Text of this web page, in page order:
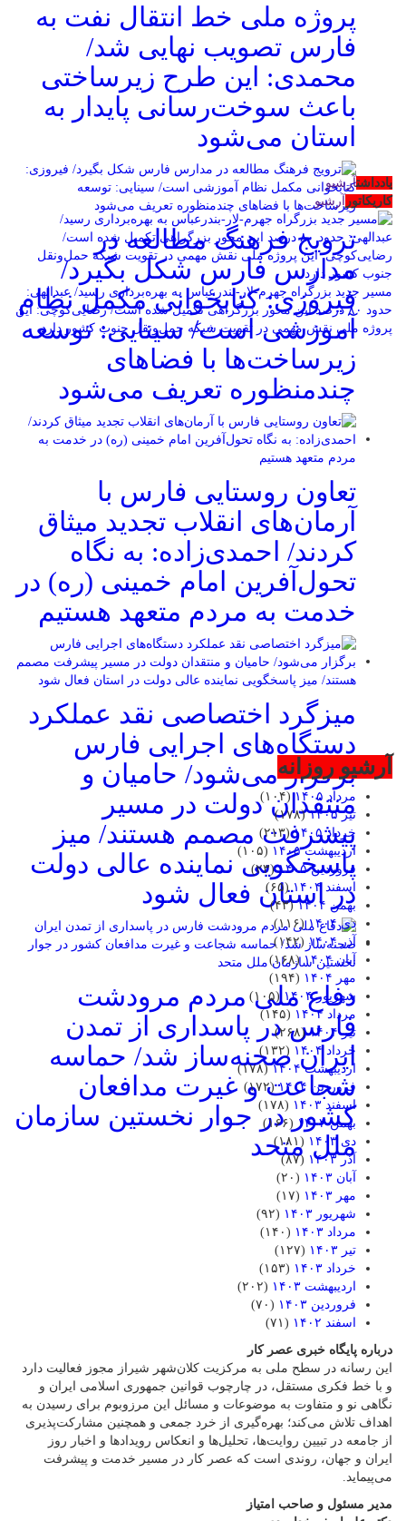
پروژه ملی خط انتقال نفت به
فارس تصویب نهایی شد/
محمدی: این طرح زیرساختی
باعث سوخت‌رسانی پایدار به
استان می‌شود
ترویج فرهنگ مطالعه در
مدارس فارس شکل بگیرد/
فیروزی: کتابخوانی مکمل نظام
آموزشی است/ سینایی: توسعه
زیرساخت‌ها با فضاهای
چندمنظوره تعریف می‌شود
تعاون روستایی فارس با
آرمان‌های انقلاب تجدید میثاق
کردند/ احمدی‌زاده: به نگاه
تحول‌آفرین امام خمینی (ره) در
خدمت به مردم متعهد هستیم
میزگرد اختصاصی نقد عملکرد
دستگاه‌های اجرایی فارس
برگزار می‌شود/ حامیان و
منتقدان دولت در مسیر
پیشرفت مصمم هستند/ میز
پاسخگویی نماینده عالی دولت
در استان فعال شود
دفاع ملی مردم مرودشت
فارس در پاسداری از تمدن
ایران صحنه‌ساز شد/ حماسه
شجاعت و غیرت مدافعان
کشور در جوار نخستین سازمان
ملل متحد
یادداشتآرشیو
کاریکاتور آرشیو
مسیر جدید بزرگراه جهرم-لار-بندرعباس به بهره‌برداری رسید/ عبدالهی:
حدود ۸۰ درصد این محور بزرگراهی تکمیل شده است/ رضایی‌کوچی: این
پروژه ملی نقش مهمی در تقویت شبکه حمل‌ونقل جنوب کشور دارد
آرشیو روزانه
مرداد ۱۴۰۵
(۱۰۴)
تیر ۱۴۰۵
(۱۷۸)
خرداد ۱۴۰۵
(۲۱۳)
اردیبهشت ۱۴۰۵
(۱۰۵)
فروردین ۱۴۰۵
(۲۳)
اسفند ۱۴۰۴
(۶۵)
بهمن ۱۴۰۴
(۴۳)
دی ۱۴۰۴
(۱۱۶)
آذر ۱۴۰۴
(۱۴۲)
آبان ۱۴۰۴
(۱۶۸)
مهر ۱۴۰۴
(۱۹۴)
شهریور ۱۴۰۴
(۱۰۵)
مرداد ۱۴۰۴
(۱۴۵)
تیر ۱۴۰۴
(۲۶۸)
خرداد ۱۴۰۴
(۱۳۲)
اردیبهشت ۱۴۰۴
(۱۷۸)
فروردین ۱۴۰۴
(۱۷۲)
اسفند ۱۴۰۳
(۱۷۸)
بهمن ۱۴۰۳
(۱۶۶)
دی ۱۴۰۳
(۱۸۱)
آذر ۱۴۰۳
(۸۷)
آبان ۱۴۰۳
(۲۰)
مهر ۱۴۰۳
(۱۷)
شهریور ۱۴۰۳
(۹۲)
مرداد ۱۴۰۳
(۱۴۰)
تیر ۱۴۰۳
(۱۲۷)
خرداد ۱۴۰۳
(۱۵۳)
اردیبهشت ۱۴۰۳
(۲۰۲)
فروردین ۱۴۰۳
(۷۰)
اسفند ۱۴۰۲
(۷۱)
درباره پایگاه خبری عصر کار
این رسانه در سطح ملی به مرکزیت کلان‌شهر شیراز مجوز فعالیت دارد
و با خط فکری مستقل، در چارچوب قوانین جمهوری اسلامی ایران و
نگاهی نو و متفاوت به موضوعات ‌و مسائل این مرزوبوم برای رسیدن به
اهداف تلاش می‌کند؛ بهره‌گیری از خرد جمعی و همچنین مشارکت‌پذیری
از جامعه در تبیین روایت‌ها، تحلیل‌ها و انعکاس رویدادها و اخبار روز
ایران و جهان، روندی است که عصر کار در مسیر خدمت و پیشرفت
می‌پیماید.
مدیر مسئول و صاحب امتیاز